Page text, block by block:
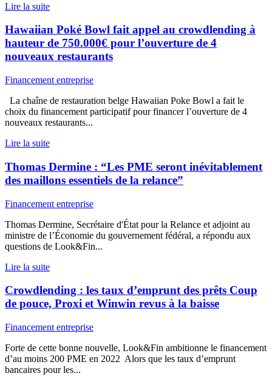
Lire la suite
Hawaiian Poké Bowl fait appel au crowdlending à
hauteur de 750.000€ pour l’ouverture de 4
nouveaux restaurants
Financement entreprise
La chaîne de restauration belge Hawaiian Poke Bowl a fait le
choix du financement participatif pour financer l’ouverture de 4
nouveaux restaurants...
Lire la suite
Thomas Dermine : “Les PME seront inévitablement
des maillons essentiels de la relance”
Financement entreprise
Thomas Dermine, Secrétaire d'État pour la Relance et adjoint au
ministre de l’Économie du gouvernement fédéral, a répondu aux
questions de Look&Fin...
Lire la suite
Crowdlending : les taux d’emprunt des prêts Coup
de pouce, Proxi et Winwin revus à la baisse
Financement entreprise
Forte de cette bonne nouvelle, Look&Fin ambitionne le financement
d’au moins 200 PME en 2022 Alors que les taux d’emprunt
bancaires pour les...